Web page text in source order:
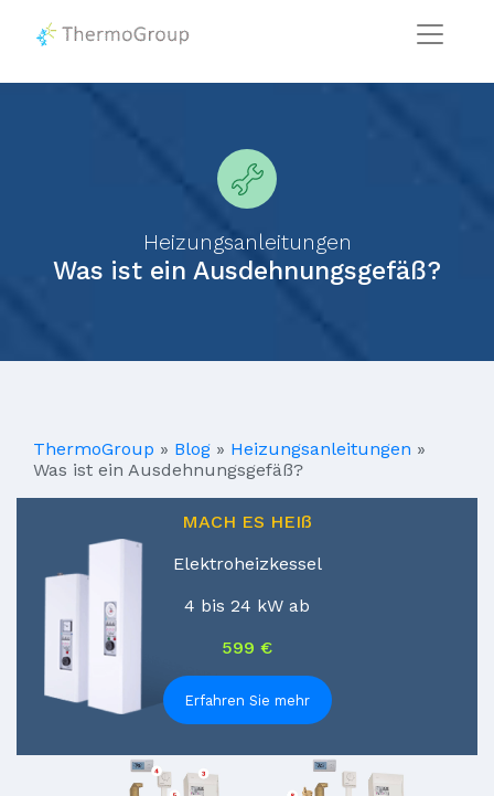
Heizungsanleitungen
Was ist ein Ausdehnungsgefäß?
ThermoGroup » Blog » Heizungsanleitungen »
Was ist ein Ausdehnungsgefäß?
MACH ES HEIß
Elektroheizkessel
4 bis 24 kW ab
599 €
Erfahren Sie mehr